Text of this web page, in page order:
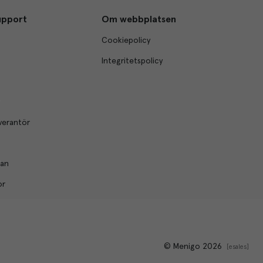
Om webbplatsen
Cookiepolicy
Integritetspolicy
© Menigo 2026 esales]